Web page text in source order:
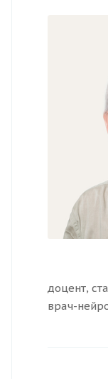
доцент,
врач-